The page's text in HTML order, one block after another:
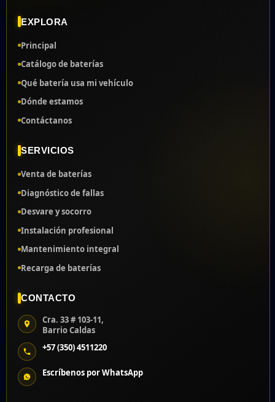
EXPLORA
Principal
Catálogo de baterías
Qué batería usa mi vehículo
Dónde estamos
Contáctanos
SERVICIOS
Venta de baterías
Diagnóstico de fallas
Desvare y socorro
Instalación profesional
Mantenimiento integral
Recarga de baterías
CONTACTO
Cra. 33 # 103-11,
Barrio Caldas
+57 (350) 4511220
Escríbenos por WhatsApp